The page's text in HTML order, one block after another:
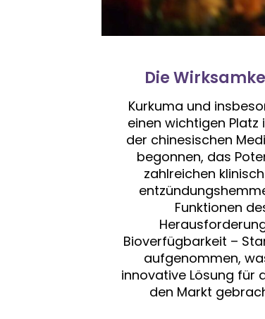
Die
Kurkuma und
einen wichtigen
der chinesischen
begonnen, das
zahlreichen
Funktionen
Bioverfügbarkeit –
aufgenommen,
innovative Lösung für
den Markt